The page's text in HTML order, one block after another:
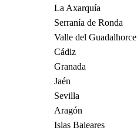
La Axarquía
Serranía de Ronda
Valle del Guadalhorce
Cádiz
Granada
Jaén
Sevilla
Aragón
Islas Baleares